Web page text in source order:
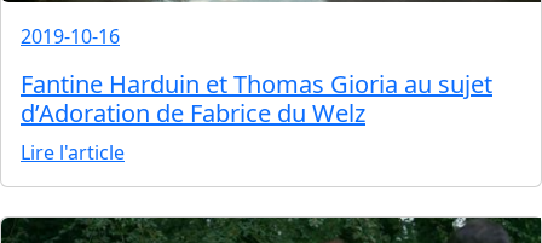
2019-10-16
Fantine Harduin et Thomas Gioria au sujet
d’Adoration de Fabrice du Welz
Lire l'article